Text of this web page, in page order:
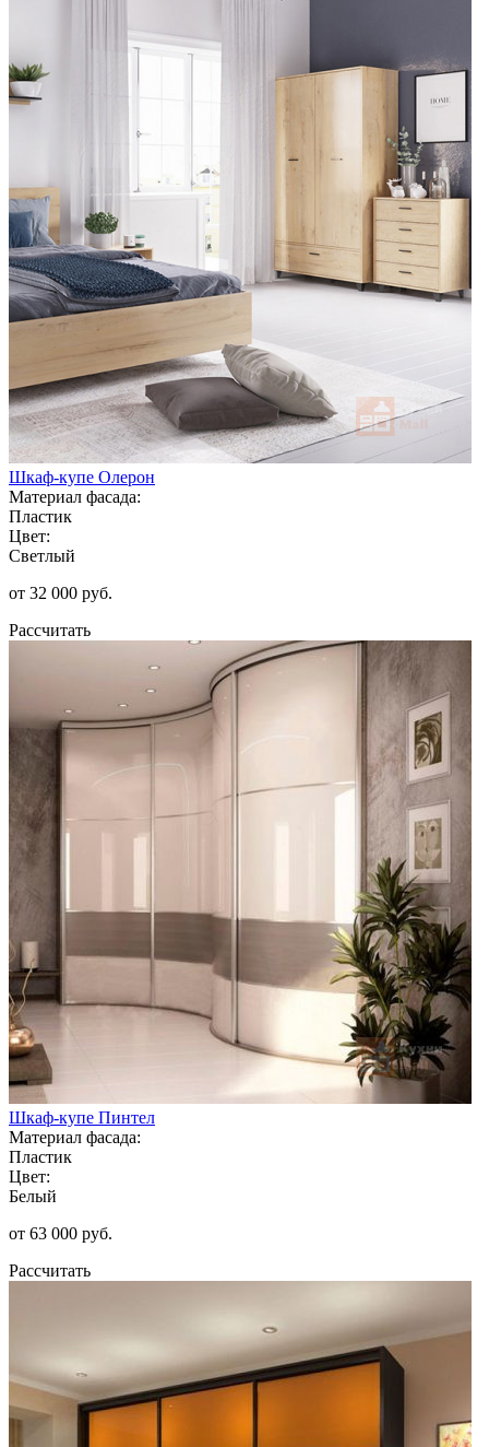
Шкаф-купе Олерон
Материал фасада:
Пластик
Цвет:
Светлый
от 32 000 руб.
Рассчитать
Шкаф-купе Пинтел
Материал фасада:
Пластик
Цвет:
Белый
от 63 000 руб.
Рассчитать